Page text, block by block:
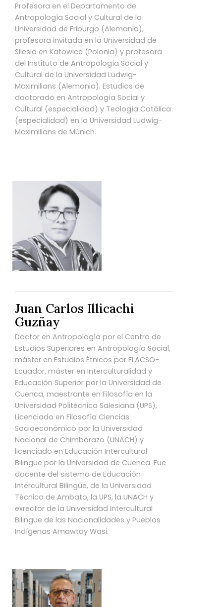
Profesora en el Departamento de
Antropología Social y Cultural de la
Universidad de Friburgo (Alemania),
profesora invitada en la Universidad de
Silesia en Katowice (Polonia) y profesora
del Instituto de Antropología Social y
Cultural de la Universidad Ludwig-
Maximilians (Alemania). Estudios de
doctorado en Antropología Social y
Cultural (especialidad) y Teología Católica
(especialidad) en la Universidad Ludwig-
Maximilians de Múnich.
Juan Carlos Illicachi
Guzñay
Doctor en Antropología por el Centro de
Estudios Superiores en Antropología Social,
máster en Estudios Étnicos por FLACSO-
Ecuador, máster en Interculturalidad y
Educación Superior por la Universidad de
Cuenca, maestrante en Filosofía en la
Universidad Politécnica Salesiana (UPS),
Licenciado en Filosofía Ciencias
Socioeconómico por la Universidad
Nacional de Chimborazo (UNACH) y
licenciado en Educación Intercultural
Bilingüe por la Universidad de Cuenca. Fue
docente del sistema de Educación
Intercultural Bilingüe, de la Universidad
Técnica de Ambato, la UPS, la UNACH y
exrector de la Universidad Intercultural
Bilingüe de las Nacionalidades y Pueblos
Indígenas Amawtay Wasi.